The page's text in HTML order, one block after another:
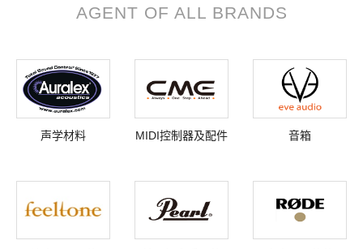
AGENT OF ALL BRANDS
声学材料 MIDI控制器及配件 音箱